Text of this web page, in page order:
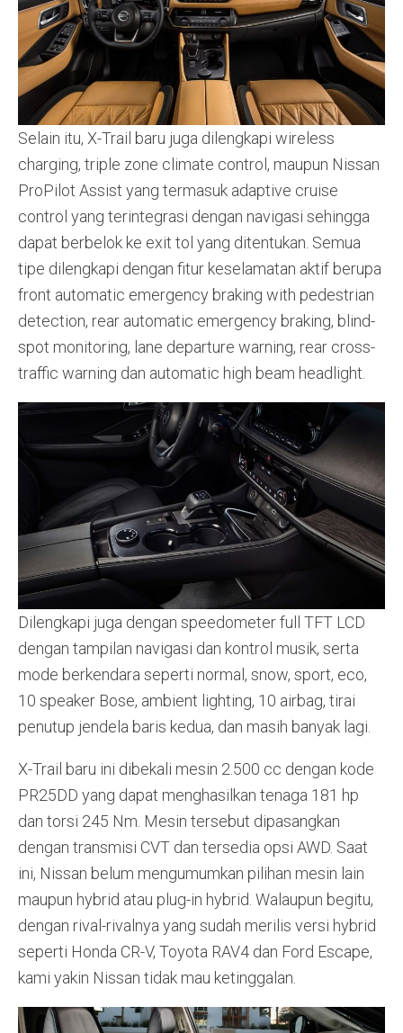
Selain itu, X-Trail baru juga dilengkapi wireless
charging, triple zone climate control, maupun Nissan
ProPilot Assist yang termasuk adaptive cruise
control yang terintegrasi dengan navigasi sehingga
dapat berbelok ke exit tol yang ditentukan. Semua
tipe dilengkapi dengan fitur keselamatan aktif berupa
front automatic emergency braking with pedestrian
detection, rear automatic emergency braking, blind-
spot monitoring, lane departure warning, rear cross-
traffic warning dan automatic high beam headlight.
Dilengkapi juga dengan speedometer full TFT LCD
dengan tampilan navigasi dan kontrol musik, serta
mode berkendara seperti normal, snow, sport, eco,
10 speaker Bose, ambient lighting, 10 airbag, tirai
penutup jendela baris kedua, dan masih banyak lagi.
X-Trail baru ini dibekali mesin 2.500 cc dengan kode
PR25DD yang dapat menghasilkan tenaga 181 hp
dan torsi 245 Nm. Mesin tersebut dipasangkan
dengan transmisi CVT dan tersedia opsi AWD. Saat
ini, Nissan belum mengumumkan pilihan mesin lain
maupun hybrid atau plug-in hybrid. Walaupun begitu,
dengan rival-rivalnya yang sudah merilis versi hybrid
seperti Honda CR-V, Toyota RAV4 dan Ford Escape,
kami yakin Nissan tidak mau ketinggalan.